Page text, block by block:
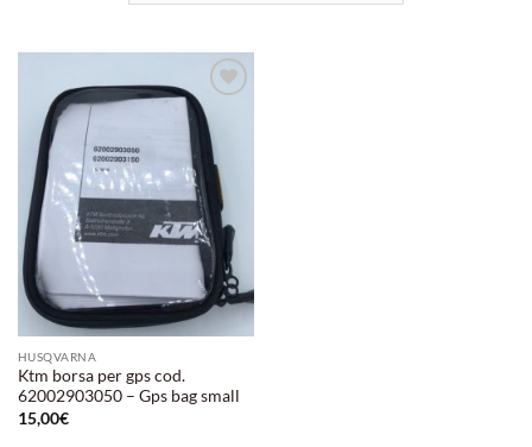
Aggiungi
alla lista
dei
desideri
HUSQVARNA
Ktm borsa per gps cod.
62002903050 – Gps bag small
15,00€